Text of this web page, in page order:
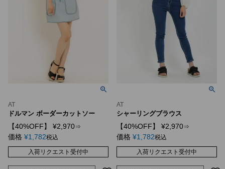
AT
ドルマン ボーダーカットソー
【40%OFF】 ¥2,970⇒
価格 ¥1,782税込
入荷リクエスト受付中
AT
シャーリングブラウス
【40%OFF】 ¥2,970⇒
価格 ¥1,782税込
入荷リクエスト受付中